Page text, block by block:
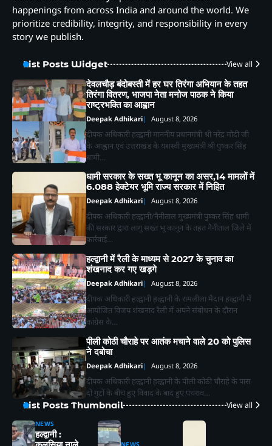
happenings from across India and around the world. We
prioritize credibility, integrity, and responsibility in every
story we publish.
List Posts Widget View all
देवलचौड़ बंदोबस्ती में हर घर तिरंगा अभियान के तहत
तिरंगा वितरण, भाजपा नेता मनोज पाठक ने किया
राष्ट्रभक्ति का आह्वान
Deepak Adhikari August 8, 2026
दीपक अधिकारी हल्द्वानी माननीय प्रधानमंत्री श्री नरेंद्र मोदी जी
के आह्वान एवं उत्तराखंड के यशस्वी मुख्यमंत्री श्री पुष्कर सिंह
धामी…
धामी सरकार के सख्त भू कानून का असर,14 मामलों में
6.088 हेक्टेयर भूमि राज्य सरकार में निहित
Deepak Adhikari August 8, 2026
दीपक अधिकारी हल्द्वानी/नैनीताल मुख्यमंत्री पुष्कर सिंह धामी
की सरकार द्वारा लागू सख्त भू कानून के तहत नैनीताल जिले में
कार्रवाई…
हल्द्वानी में रैली के माध्यम से 2027 के चुनाव का
शंखनाद कर गए खड़गे
Deepak Adhikari August 8, 2026
दीपक अधिकारी हल्द्वानी हल्द्वानी के रामलीला मैदान हल्द्वानी में
आयोजित विजय शंखनाद रैली में अपने संबोधन के दौरान
कांग्रेस के…
पीली कोठी चौराहे पर आतंक मचाने वाले 20 को पुलिस
ने दबोचा
Deepak Adhikari August 8, 2026
दीपक अधिकारी हल्द्वानी हल्द्वानी के पीली कोठी चौराहे के पास
दो गुटों के बीच हुए विवाद के बाद हुए पथराव…
List Posts Thumbnail View all
NEWS
हल्द्वानी :
NEWS